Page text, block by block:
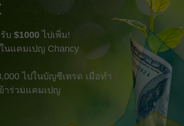
ของแรงกดดันจากอัตราผลตอบแทน
พันธบัตรและราคาพลังงานที่เคยปรับตัว
สูงขึ้น ฟิวเจอร์ส S&P 500 ปรับขึ้น 0.3%
ทำจุดสูงสุดใหม่เป็นประวัติการณ์ ขณะที่
ดัชนี
บ $1000 ไปเพิ่ม!
นแคมเปญ Chancy
ไปในบัญชีเทรด เมื่อทำ
าร่วมแคมเปญ